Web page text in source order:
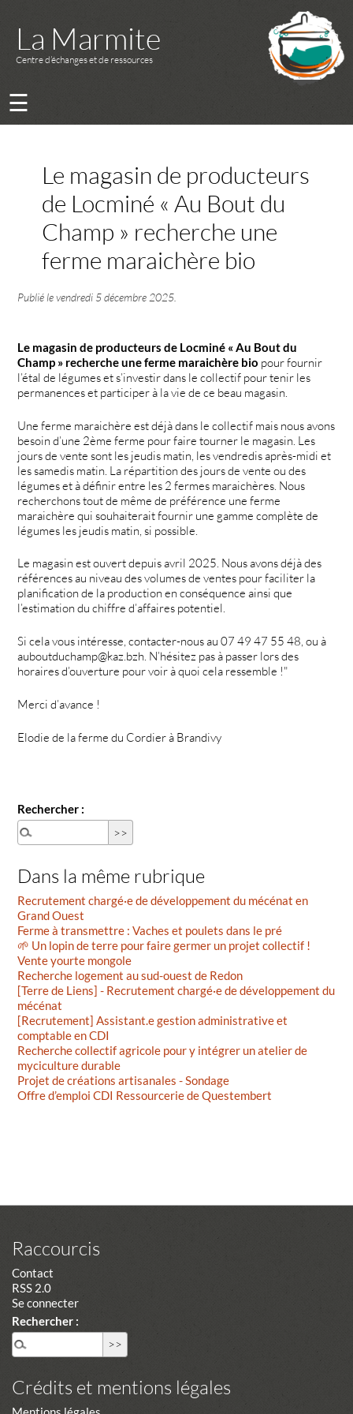
La Marmite
Centre d’échanges et de ressources
☰
Le magasin de producteurs
de Locminé « Au Bout du
Champ » recherche une
ferme maraichère bio
Publié levendredi 5 décembre 2025
Le magasin de producteurs de Locminé « Au Bout du
Champ » recherche une ferme maraichère bio pour fournir
l’étal de légumes et s’investir dans le collectif pour tenir les
permanences et participer à la vie de ce beau magasin.
Une ferme maraichère est déjà dans le collectif mais nous avons
besoin d’une 2ème ferme pour faire tourner le magasin. Les
jours de vente sont les jeudis matin, les vendredis après-midi et
les samedis matin. La répartition des jours de vente ou des
légumes et à définir entre les 2 fermes maraichères. Nous
recherchons tout de même de préférence une ferme
maraichère qui souhaiterait fournir une gamme complète de
légumes les jeudis matin, si possible.
Le magasin est ouvert depuis avril 2025. Nous avons déjà des
références au niveau des volumes de ventes pour faciliter la
planification de la production en conséquence ainsi que
l’estimation du chiffre d’affaires potentiel.
Si cela vous intéresse, contacter-nous au 07 49 47 55 48, ou à
auboutduchamp@kaz.bzh. N’hésitez pas à passer lors des
horaires d’ouverture pour voir à quoi cela ressemble !"
Merci d’avance !
Elodie de la ferme du Cordier à Brandivy
Rechercher :
Dans la même rubrique
Recrutement chargé·e de développement du mécénat en
Grand Ouest
Ferme à transmettre : Vaches et poulets dans le pré
🌱 Un lopin de terre pour faire germer un projet collectif !
Vente yourte mongole
Recherche logement au sud-ouest de Redon
[Terre de Liens] - Recrutement chargé·e de développement du
mécénat
[Recrutement] Assistant.e gestion administrative et
comptable en CDI
Recherche collectif agricole pour y intégrer un atelier de
myciculture durable
Projet de créations artisanales - Sondage
Offre d’emploi CDI Ressourcerie de Questembert
Raccourcis
Contact
RSS 2.0
Se connecter
Rechercher :
Crédits et mentions légales